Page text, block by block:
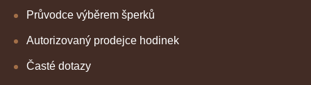
Průvodce výběrem šperků
Autorizovaný prodejce hodinek
Časté dotazy